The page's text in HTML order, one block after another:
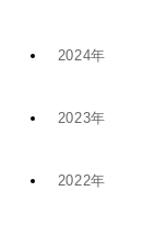
4月 (2)
1月 (4)
12月 (6)
11月 (5)
8月 (1)
2024年
11月 (8)
5月 (4)
2023年
10月 (2)
2022年